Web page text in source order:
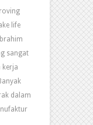
life
sangat
kerja
dalam